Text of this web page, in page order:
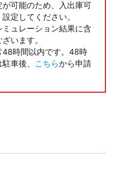
可能のため、入出庫可
定してください。
ュレーション結果に含
います。
48時間以内です。48時
車後、
こちらから申請